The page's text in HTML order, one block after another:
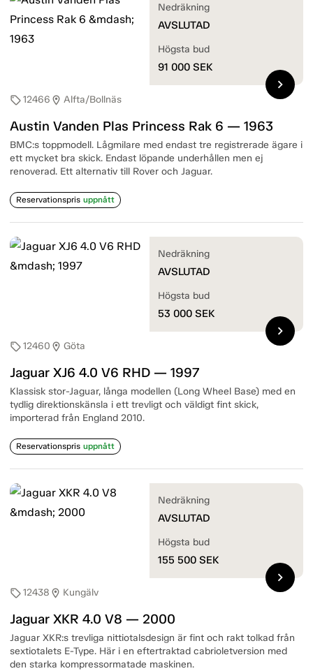
sell12466 location_on Alfta/Bollnäs
Austin Vanden Plas Princess Rak 6 — 1963
BMC:s toppmodell. Lågmilare med endast tre registrerade ägare i
ett mycket bra skick. Endast löpande underhållen men ej
renoverad. Ett alternativ till Rover och Jaguar.
Reservationspris uppnått
Nedräkning
AVSLUTAD
Högsta bud
91 000 SEK
chevron_right
sell12460 location_on Göta
Jaguar XJ6 4.0 V6 RHD — 1997
Klassisk stor-Jaguar, långa modellen (Long Wheel Base) med en
tydlig direktionskänsla i ett trevligt och väldigt fint skick,
importerad från England 2010.
Reservationspris uppnått
Nedräkning
AVSLUTAD
Högsta bud
53 000 SEK
chevron_right
sell12438 location_on Kungälv
Jaguar XKR 4.0 V8 — 2000
Jaguar XKR:s trevliga nittiotalsdesign är fint och rakt tolkad från
sextiotalets E-Type. Här i en eftertraktad cabrioletversion med
den starka kompressormatade maskinen.
Nedräkning
AVSLUTAD
Högsta bud
155 500 SEK
chevron_right